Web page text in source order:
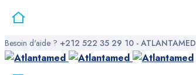
Besoin d'aide ? +212 522 35 29 10 - ATLANTAMED